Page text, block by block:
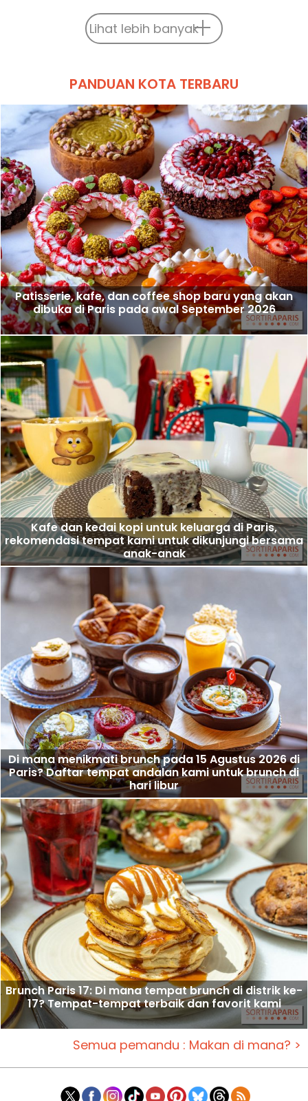
Lihat lebih banyak
PANDUAN KOTA TERBARU
Patisserie, kafe, dan coffee shop baru yang akan
dibuka di Paris pada awal September 2026
Kafe dan kedai kopi untuk keluarga di Paris,
rekomendasi tempat kami untuk dikunjungi bersama
anak-anak
Di mana menikmati brunch pada 15 Agustus 2026 di
Paris? Daftar tempat andalan kami untuk brunch di
hari libur
Brunch Paris 17: Di mana tempat brunch di distrik ke-
17? Tempat-tempat terbaik dan favorit kami
Semua pemandu : Makan di mana? >